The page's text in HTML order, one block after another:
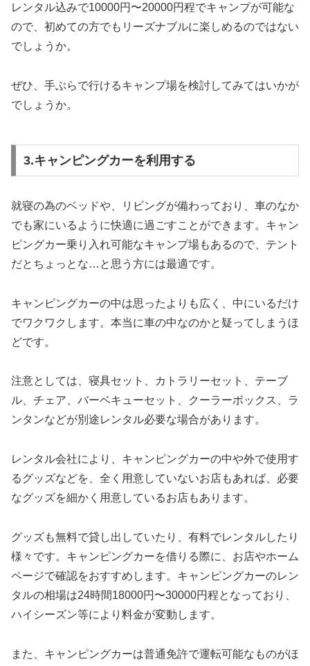
レンタル込みで10000円〜20000円程でキャンプが可能な
ので、初めての方でもリーズナブルに楽しめるのではない
でしょうか。
ぜひ、手ぶらで行けるキャンプ場を検討してみてはいかが
でしょうか。
3.キャンピングカーを利用する
就寝の為のベッドや、リビングが備わっており、車のなか
でも家にいるように快適に過ごすことができます。キャン
ピングカー乗り入れ可能なキャンプ場もあるので、テント
だとちょっとな…と思う方には最適です。
キャンピングカーの中は思ったよりも広く、中にいるだけ
でワクワクします。本当に車の中なのかと疑ってしまうほ
どです。
注意としては、寝具セット、カトラリーセット、テーブ
ル、チェア、バーベキューセット、クーラーボックス、ラ
ンタンなどが別途レンタル必要な場合があります。
レンタル会社により、キャンピングカーの中や外で使用す
るグッズなどを、全く用意していないお店もあれば、必要
なグッズを細かく用意しているお店もあります。
グッズも無料で貸し出していたり、有料でレンタルしたり
様々です。キャンピングカーを借りる際に、お店やホーム
ページで確認をおすすめします。キャンピングカーのレン
タルの相場は24時間18000円〜30000円程となっており、
ハイシーズン等により料金が変動します。
また、キャンピングカーは普通免許で運転可能なものがほ